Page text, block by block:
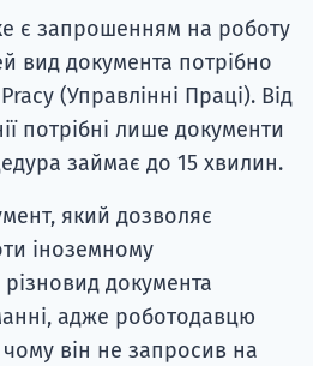
є запрошенням на роботу
вид документа потрібно
(Управлінні Праці). Від
потрібні лише документи
займає до 15 хвилин.
який дозволяє
іноземному
документа
адже роботодавцю
він не запросив на